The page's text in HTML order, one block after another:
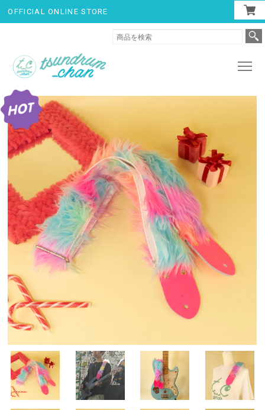
OFFICIAL ONLINE STORE